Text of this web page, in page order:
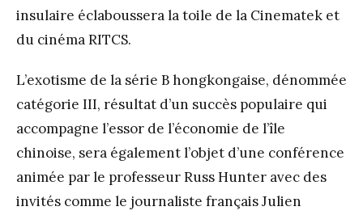
insulaire éclaboussera la toile de la Cinematek et
du cinéma RITCS.
L’exotisme de la série B hongkongaise, dénommée
catégorie III, résultat d’un succès populaire qui
accompagne l’essor de l’économie de l’île
chinoise, sera également l’objet d’une conférence
animée par le professeur Russ Hunter avec des
invités comme le journaliste français Julien